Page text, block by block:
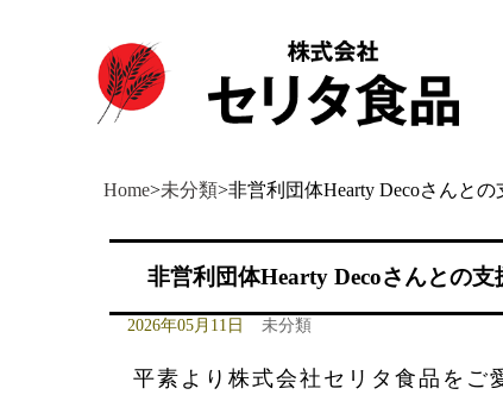
Home>未分類>非営利団体Hearty Decoさんとの
非営利団体Hearty Decoさんとの支
2026年05月11日 未分類
平素より株式会社セリタ食品をご